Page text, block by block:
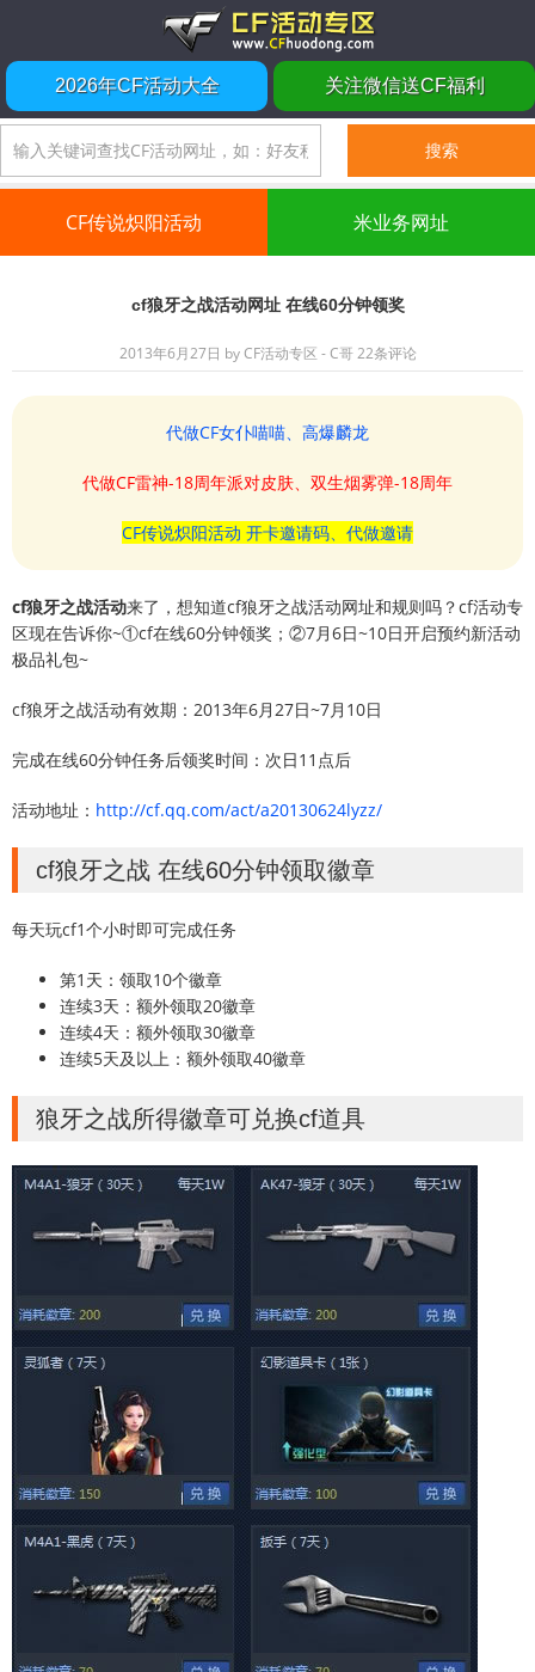
2026年CF活动大全 关注微信送CF福利
CF传说炽阳活动 米业务网址
cf狼牙之战活动网址 在线60分钟领奖
2013年6月27日 byCF活动专区 - C哥 22条评论
代做CF女仆喵喵、高爆麟龙
代做CF雷神-18周年派对皮肤、双生烟雾弹-18周年
CF传说炽阳活动 开卡邀请码、代做邀请
cf狼牙之战活动来了，想知道cf狼牙之战活动网址和规则吗？cf活动专
区现在告诉你~①cf在线60分钟领奖；②7月6日~10日开启预约新活动
极品礼包~
cf狼牙之战活动有效期：2013年6月27日~7月10日
完成在线60分钟任务后领奖时间：次日11点后
活动地址： http://cf.qq.com/act/a20130624lyzz/
cf狼牙之战 在线60分钟领取徽章
每天玩cf1个小时即可完成任务
第1天：领取10个徽章
连续3天：额外领取20徽章
连续4天：额外领取30徽章
连续5天及以上：额外领取40徽章
狼牙之战所得徽章可兑换cf道具